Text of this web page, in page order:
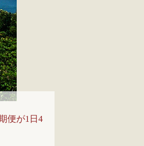
便が1日4